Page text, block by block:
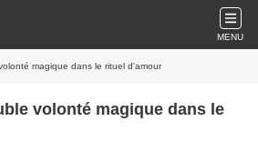
MENU
magique dans le rituel d'amour
volonté magique dans le